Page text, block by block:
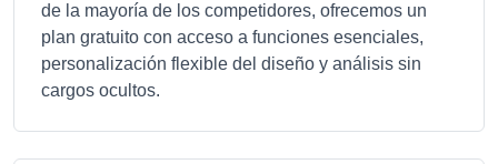
de la mayoría de los competidores, ofrecemos un
plan gratuito con acceso a funciones esenciales,
personalización flexible del diseño y análisis sin
cargos ocultos.